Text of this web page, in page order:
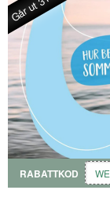
RABATTKOD